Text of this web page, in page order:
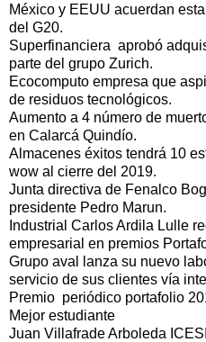
México y EEUU acuerdan
del G20.
Superfinanciera aprobó
parte del grupo Zurich.
Ecocomputo empresa que
de residuos tecnológicos.
Aumento a 4 número de
en Calarcá Quindío.
Almacenes éxitos tendrá 10
wow al cierre del 2019.
Junta directiva de Fenalco
presidente Pedro Marun.
Industrial Carlos Ardila Lulle
empresarial en premios
Grupo aval lanza su nuevo
servicio de sus clientes vía
Premio periódico portafolio
Mejor estudiante
Juan Villafrade Arboleda